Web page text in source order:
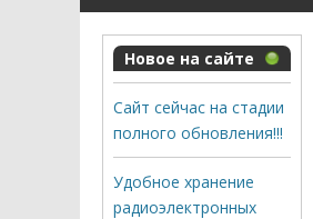
Новое на сайте
Сайт сейчас на стадии
полного обновления!!!
Удобное хранение
радиоэлектронных